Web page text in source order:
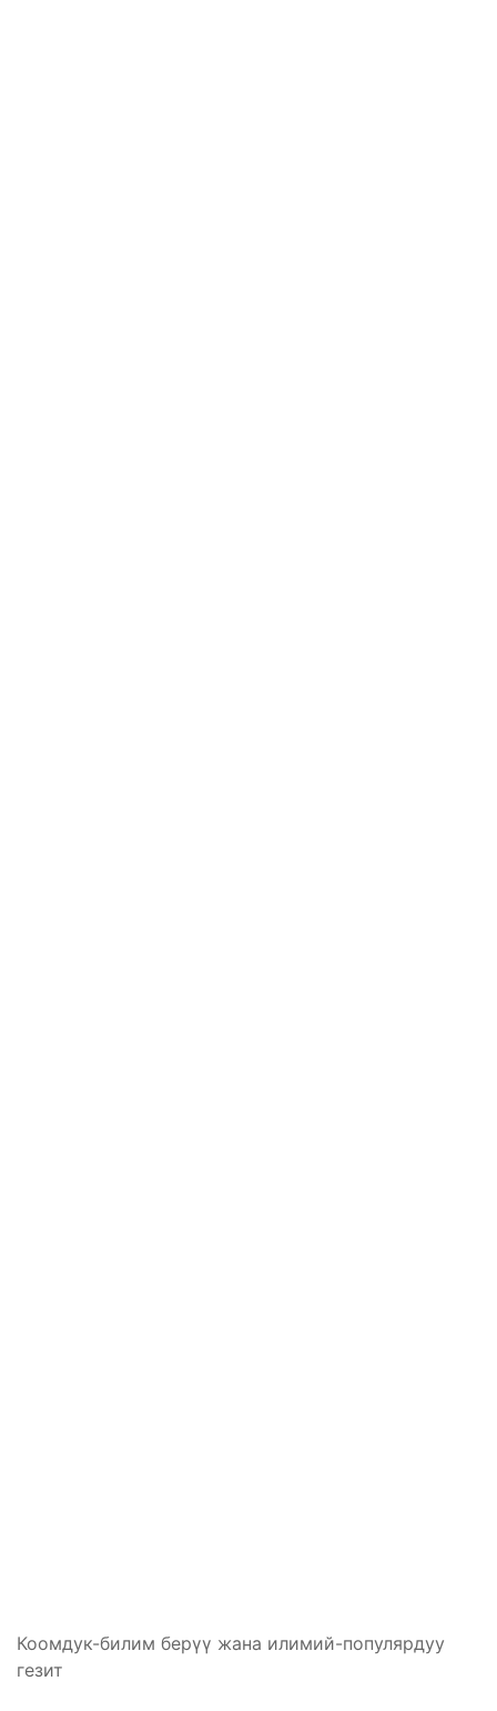
Коомдук-билим берүү жана илимий-популярдуу
гезит